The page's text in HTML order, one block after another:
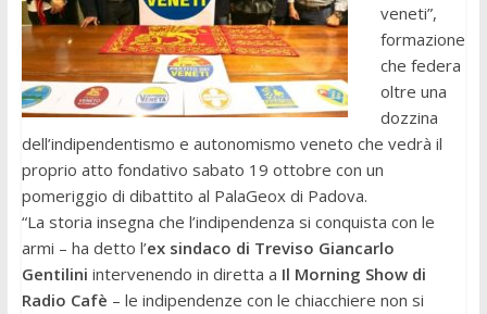
veneti”,
formazione
che federa
oltre una
dozzina
dell’indipendentismo e autonomismo veneto che vedrà il
proprio atto fondativo sabato 19 ottobre con un
pomeriggio di dibattito al PalaGeox di Padova.
“La storia insegna che l’indipendenza si conquista con le
armi – ha detto l’ex sindaco di Treviso Giancarlo
Gentilini intervenendo in diretta a Il Morning Show di
Radio Cafè – le indipendenze con le chiacchiere non si